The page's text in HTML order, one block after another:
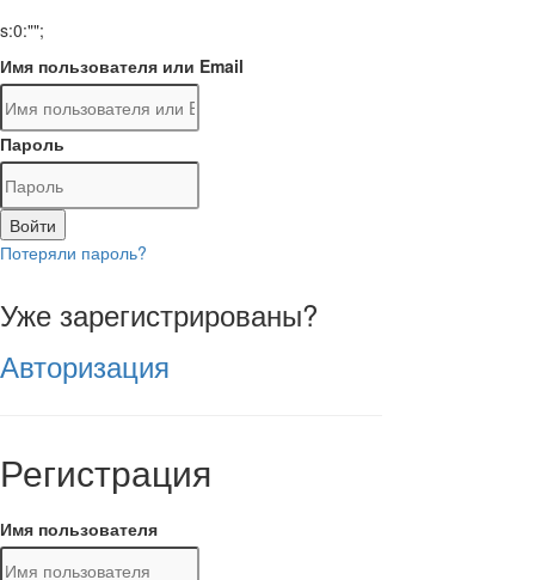
s:0:"";
Имя пользователя или Email
Пароль
Войти
Потеряли пароль?
Уже зарегистрированы?
Авторизация
Регистрация
Имя пользователя